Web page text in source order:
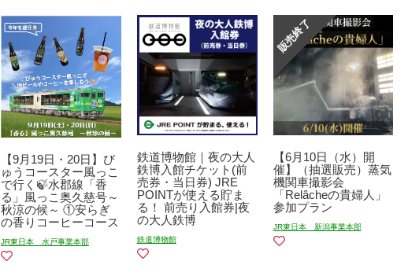
【9月19日・20日】び
ゅうコースター風っこ
で行く🍃水郡線「香
る」風っこ奥久慈号～
秋涼の候～ ①安らぎ
の香りコーヒーコース
JR東日本 水戸事業本部
鉄道博物館｜夜の大人
鉄博入館チケット(前
売券・当日券) JRE
POINTが使える貯ま
る！ 前売り入館券|夜
の大人鉄博
鉄道博物館
【6月10日（水）開
催】（抽選販売）蒸気
機関車撮影会
「Relâcheの貴婦人」
参加プラン
JR東日本 新潟事業本部